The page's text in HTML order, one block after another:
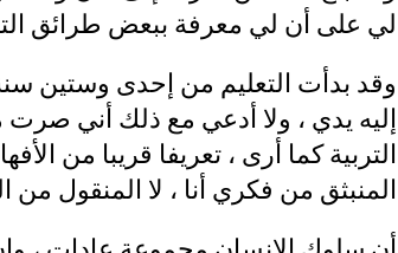
لي على أن لي معرفة ببعض طرائق
إليه يدي ، ولا أدعي مع ذلك أني صرت
التربية كما أرى ، تعريفا قريبا من
المنبثق من فكري أنا ، لا المنقول من